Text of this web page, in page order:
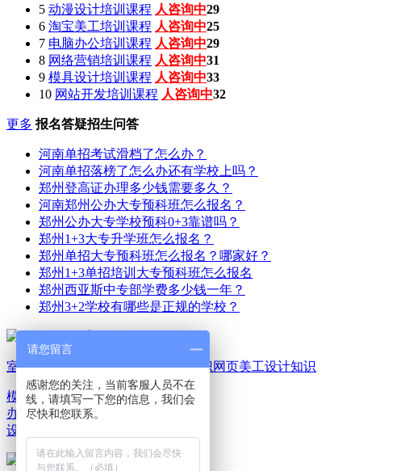
5 动漫设计培训课程 人咨询中29
6 淘宝美工培训课程 人咨询中25
7 电脑办公培训课程 人咨询中29
8 网络营销培训课程 人咨询中31
9 模具设计培训课程 人咨询中33
10 网站开发培训课程 人咨询中32
更多 报名答疑招生问答
河南单招考试滑档了怎么办？
河南单招落榜了怎么办还有学校上吗？
郑州登高证办理多少钱需要多久？
河南郑州公办大专预科班怎么报名？
郑州公办大专学校预科0+3靠谱吗？
郑州1+3大专升学班怎么报名？
郑州单招大专预科班怎么报名？哪家好？
郑州1+3单招培训大专预科班怎么报名
郑州西亚斯中专部学费多少钱一年？
郑州3+2学校有哪些是正规的学校？
室内家装设计知识平面广告设计知识网页美工设计知识
模具机械设计知识电脑
办公文秘知识游戏动漫
设计知识
请您留言
感谢您的关注，当前客服人员不在
线，请填写一下您的信息，我们会
尽快和您联系。